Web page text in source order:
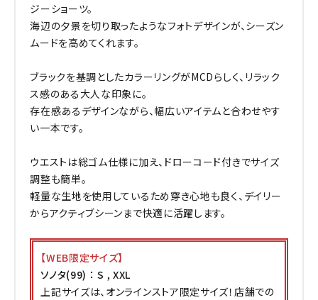
ジーショーツ。
海辺の夕景を切り取ったようなフォトデザインが、シーズン
ムードを高めてくれます。
ブラックを基調としたカラーリングがMCDらしく、リラック
ス感のある大人な印象に。
存在感あるデザインながら、幅広いアイテムと合わせやす
い一本です。
ウエストは総ゴム仕様に加え、ドローコード付きでサイズ
調整も簡単。
軽量な生地を使用しているため穿き心地も良く、デイリー
からアクティブシーンまで快適に活躍します。
【WEB限定サイズ】
ソノタ(99) ： S , XXL
上記サイズは、オンラインストア限定サイズ！店舗での